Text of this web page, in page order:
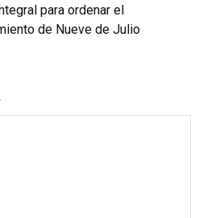
para ordenar el
de Nueve de Julio